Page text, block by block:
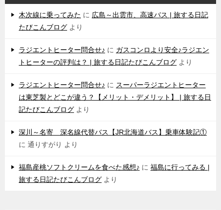
木次線に乗ってみた に 広島～出雲市、高速バス | 旅する日記
たびこんブログ より
ラジエントヒーター問合せ♪ に ガスコンロより安全♪ラジエン
トヒーターの評判は？ | 旅する日記たびこんブログ より
ラジエントヒーター問合せ♪ に スーパーラジエントヒーター
は東芝製とどこが違う？【メリット・デメリット】 | 旅する日
記たびこんブログ より
深川～名寄 深名線代替バス【JR北海道バス】乗車体験記①
に 通りすがり より
福島産桃ソフトクリームを食べた感想♪ に 福島に行ってみる |
旅する日記たびこんブログ より